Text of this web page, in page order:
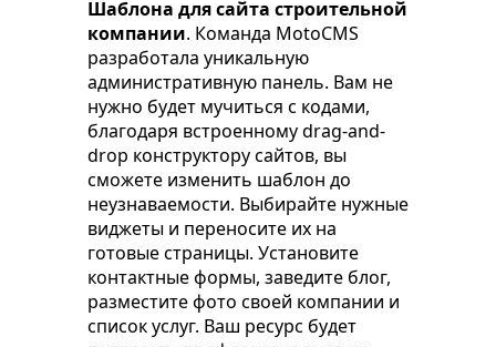
Шаблона для сайта строительной
компании. Команда MotoCMS
разработала уникальную
административную панель. Вам не
нужно будет мучиться с кодами,
благодаря встроенному drag-and-
drop конструктору сайтов, вы
сможете изменить шаблон до
неузнаваемости. Выбирайте нужные
виджеты и переносите их на
готовые страницы. Установите
контактные формы, заведите блог,
разместите фото своей компании и
список услуг. Ваш ресурс будет